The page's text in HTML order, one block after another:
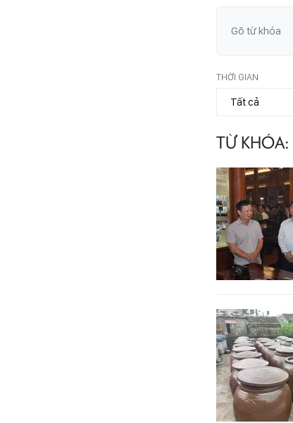
THỜI GIAN
TỪ KHÓA: